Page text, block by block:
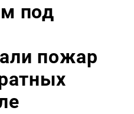
под
пожар